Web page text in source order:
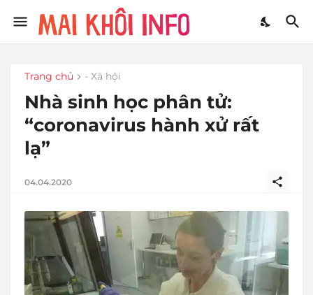
Trang chủ - Xã hội
Nhà sinh học phân tử:
“coronavirus hành xử rất
lạ”
04.04.2020